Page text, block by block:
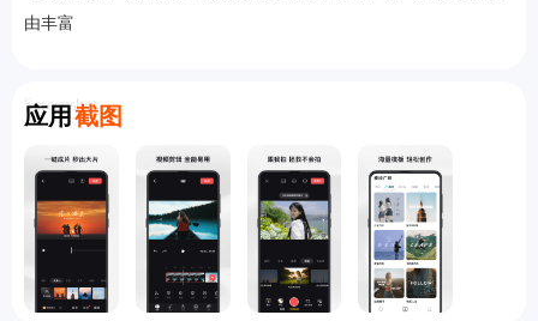
由丰富
应用 截图
Screenshot